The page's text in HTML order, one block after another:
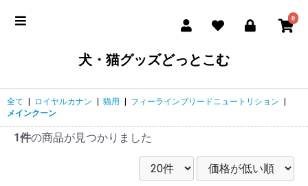
0
犬・猫グッズどっとこむ
全て ロイヤルカナン 猫用 フィーラインブリードニュートリション
メインクーン
1件の商品が見つかりました